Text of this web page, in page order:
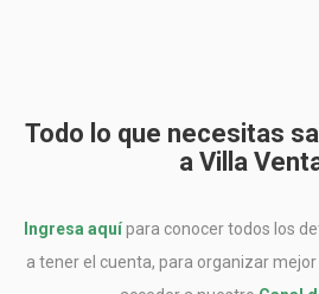
Todo lo que necesitas
a Villa
Ingresa aquípara conocer todos los
a tener el cuenta, para organizar